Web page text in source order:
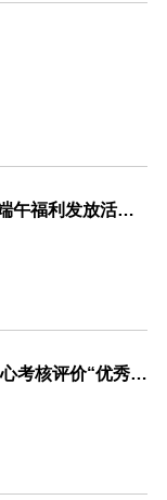
资讯｜粽香传暖意，佳节送温情！亚通端午福利发放活动圆满结束！
喜讯！ 亚通管道荣膺福建省企业技术中心考核评价“优秀”等级，系省内管道行业唯一！